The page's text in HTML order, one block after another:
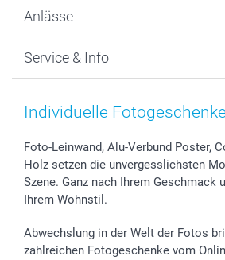
MyNameBook
Fotoabzüge, Fotos als Buch & Poster
Zubehör & Material
Sticker & Etiketten
Geschenk-Gutscheine (PDF)
Warum smartphoto
Datenschutz
AGB
Presse
Partnerprogramme
Investor Relations
Widerrufsrecht
Anlässe
Neujahr
Muttertag
Kommunion & Konfirmation
Hochzeit
Geburtstag
Zu allen Anlässen
Service & Info
Preise und Versandkosten
48h Lieferung
Zahlungsmöglichkeiten
Anmelden /Registrieren
Status der Bestellung
smartfriends
Individuelle Fotogeschenke
Foto-Leinwand, Alu-Verbund Poster,
Holz setzen die unvergesslichsten
Szene. Ganz nach Ihrem Geschmack
Ihrem Wohnstil.
Abwechslung in der Welt der Fotos
zahlreichen Fotogeschenke vom